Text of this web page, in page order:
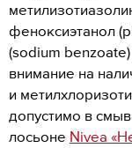
феноксиэтанол
(sodium benzoate)
внимание на
и
допустимо в
лосьоне Nivea